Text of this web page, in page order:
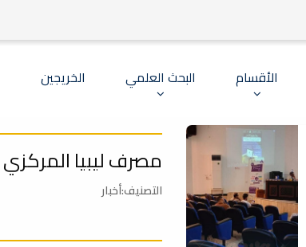
الأقسام البحث العلمي الخريجين
مصرف ليبيا
التصنيف:أخبار